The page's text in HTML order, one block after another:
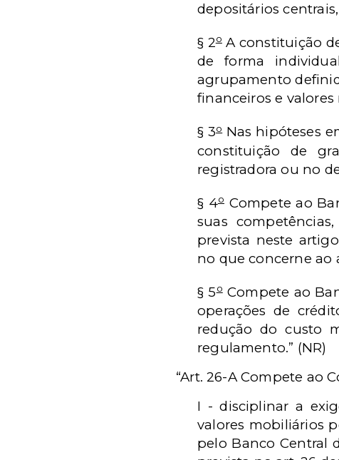
depositários
§ 2o A constituição
de forma
agrupamento
financeiros e
§ 3o Nas hipóteses
constituição de
registradora ou no
§ 4o Compete ao
suas
prevista neste
no que concerne ao
§ 5o Compete ao
operações de
redução do custo
regulamento.” (NR)
“Art. 26-A Compete ao
I - disciplinar a
valores mobiliários
pelo Banco Central